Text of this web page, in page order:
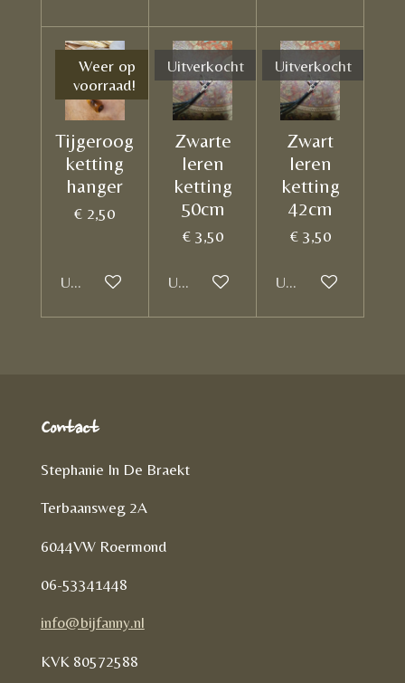
Weer op
voorraad!
Tijgeroog
ketting
hanger
€ 2,50
Uitverkocht
Uitverkocht
Zwarte
leren
ketting
50cm
€ 3,50
Uitverkocht
Uitverkocht
Zwart
leren
ketting
42cm
€ 3,50
Uitverkocht
Contact
Stephanie In De Braekt
Terbaansweg 2A
6044VW Roermond
06-53341448
info@bijfanny.nl
KVK 80572588